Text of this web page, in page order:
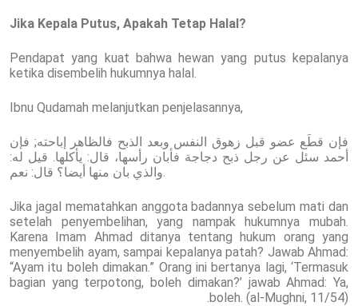
Jika Kepala Putus, Apakah Tetap Halal?
Pendapat yang kuat bahwa hewan yang putus kepalanya
ketika disembelih hukumnya halal.
Ibnu Qudamah melanjutkan penjelasannya,
فإن قطَع عضو قبل زهوق النفس وبعد الذبح فالظاهر إباحته; فإن
أحمد سئل عن رجل ذبح دجاجة فأبان رأسها، قال: يأكلها. قيل له:
والذي بان منها أيضا؟ قال: نعم.
Jika jagal mematahkan anggota badannya sebelum mati dan
setelah penyembelihan, yang nampak hukumnya mubah.
Karena Imam Ahmad ditanya tentang hukum orang yang
menyembelih ayam, sampai kepalanya patah? Jawab Ahmad:
“Ayam itu boleh dimakan.” Orang ini bertanya lagi, ‘Termasuk
bagian yang terpotong, boleh dimakan?’ jawab Ahmad: Ya,
boleh. (al-Mughni, 11/54).